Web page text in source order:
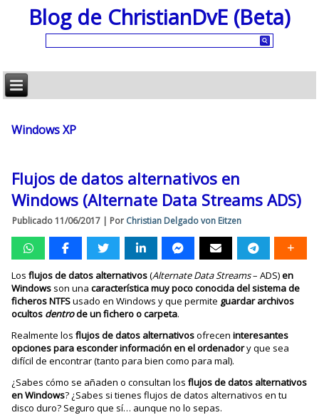
Blog de ChristianDvE (Beta)
Windows XP
Flujos de datos alternativos en
Windows (Alternate Data Streams ADS)
Publicado 11/06/2017 | Por Christian Delgado von Eitzen
Losflujos de datos alternativos(Alternate Data Streams– ADS)en
Windows son unacaracterística muy poco conocida del sistema de
ficheros NTFSusado en Windows y que permite guardar archivos
ocultos dentrode un fichero o carpeta.
Realmente losflujos de datos alternativosofreceninteresantes
opciones para esconder información en el ordenadory que sea
difícil de encontrar (tanto para bien como para mal).
¿Sabes cómo se añaden o consultan losflujos de datos alternativos
en Windows? ¿Sabes si tienes flujos de datos alternativos en tu
disco duro? Seguro que sí… aunque no lo sepas.